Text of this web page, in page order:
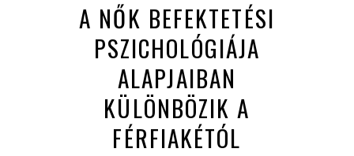
A NŐK BEFEKTETÉSI
PSZICHOLÓGIÁJA
ALAPJAIBAN
KÜLÖNBÖZIK A
FÉRFIAKÉTÓL